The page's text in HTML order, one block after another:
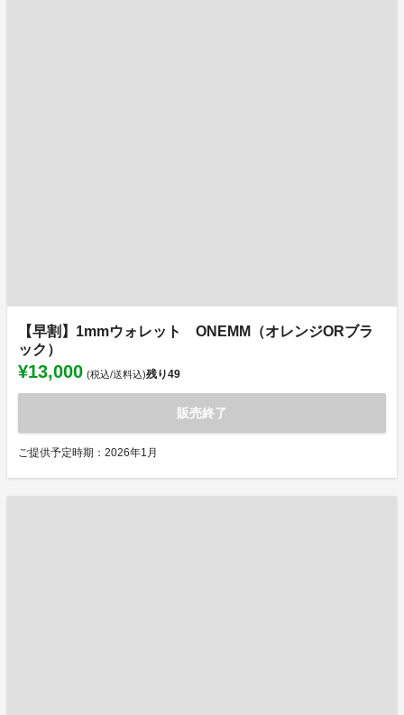
【早割】1mmウォレット ONEMM（オレンジORブラ
ック）
¥13,000 (税込/送料込)残り49
販売終了
ご提供予定時期：2026年1月